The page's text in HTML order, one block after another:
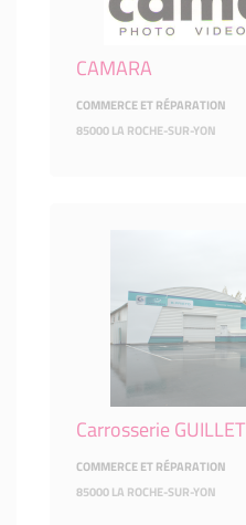
CAMARA
COMMERCE ET RÉPARATION
85000 LA ROCHE-SUR-YON
Carrosserie GUILLET
COMMERCE ET RÉPARATION
85000 LA ROCHE-SUR-YON